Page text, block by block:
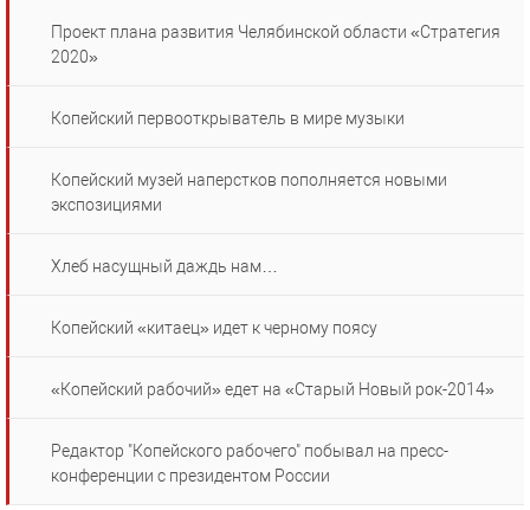
Проект плана развития Челябинской области «Стратегия
2020»
Копейский первооткрыватель в мире музыки
Копейский музей наперстков пополняется новыми
экспозициями
Хлеб насущный даждь нам…
Копейский «китаец» идет к черному поясу
«Копейский рабочий» едет на «Старый Новый рок-2014»
Редактор "Копейского рабочего" побывал на пресс-
конференции с президентом России